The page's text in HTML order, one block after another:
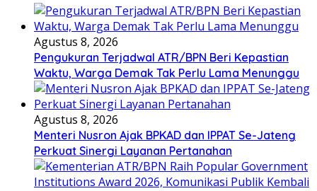
Agustus 8, 2026
Pengukuran Terjadwal ATR/BPN Beri Kepastian
Waktu, Warga Demak Tak Perlu Lama Menunggu
Agustus 8, 2026
Menteri Nusron Ajak BPKAD dan IPPAT Se-Jateng
Perkuat Sinergi Layanan Pertanahan